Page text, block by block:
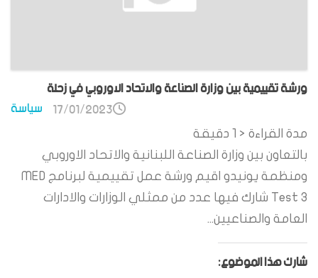
ورشة تقييمية بين وزارة الصناعة والاتحاد الاوروبي في زحلة
سياسة 17/01/2023
مدة القراءة < 1
دقيقة
بالتعاون بين وزارة الصناعة اللبنانية والاتحاد الاوروبي
ومنظمة يونيدو اقيم ورشة عمل تقييمية لبرنامج MED
Test 3 شارك فيها عدد من ممثلي الوزارات والادارات
العامة والصناعيين...
شارك هذا الموضوع: